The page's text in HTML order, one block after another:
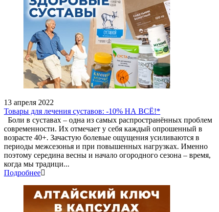
13 апреля 2022
Товары для лечения суставов: -10% НА ВСЁ!*
Боли в суставах – одна из самых распространённых проблем
современности. Их отмечает у себя каждый опрошенный в
возрасте 40+. Зачастую болевые ощущения усиливаются в
периоды межсезонья и при повышенных нагрузках. Именно
поэтому середина весны и начало огородного сезона – время,
когда мы традици...
Подробнее